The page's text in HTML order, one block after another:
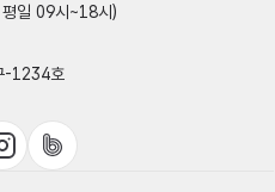
일 09시~18시)
-1234호